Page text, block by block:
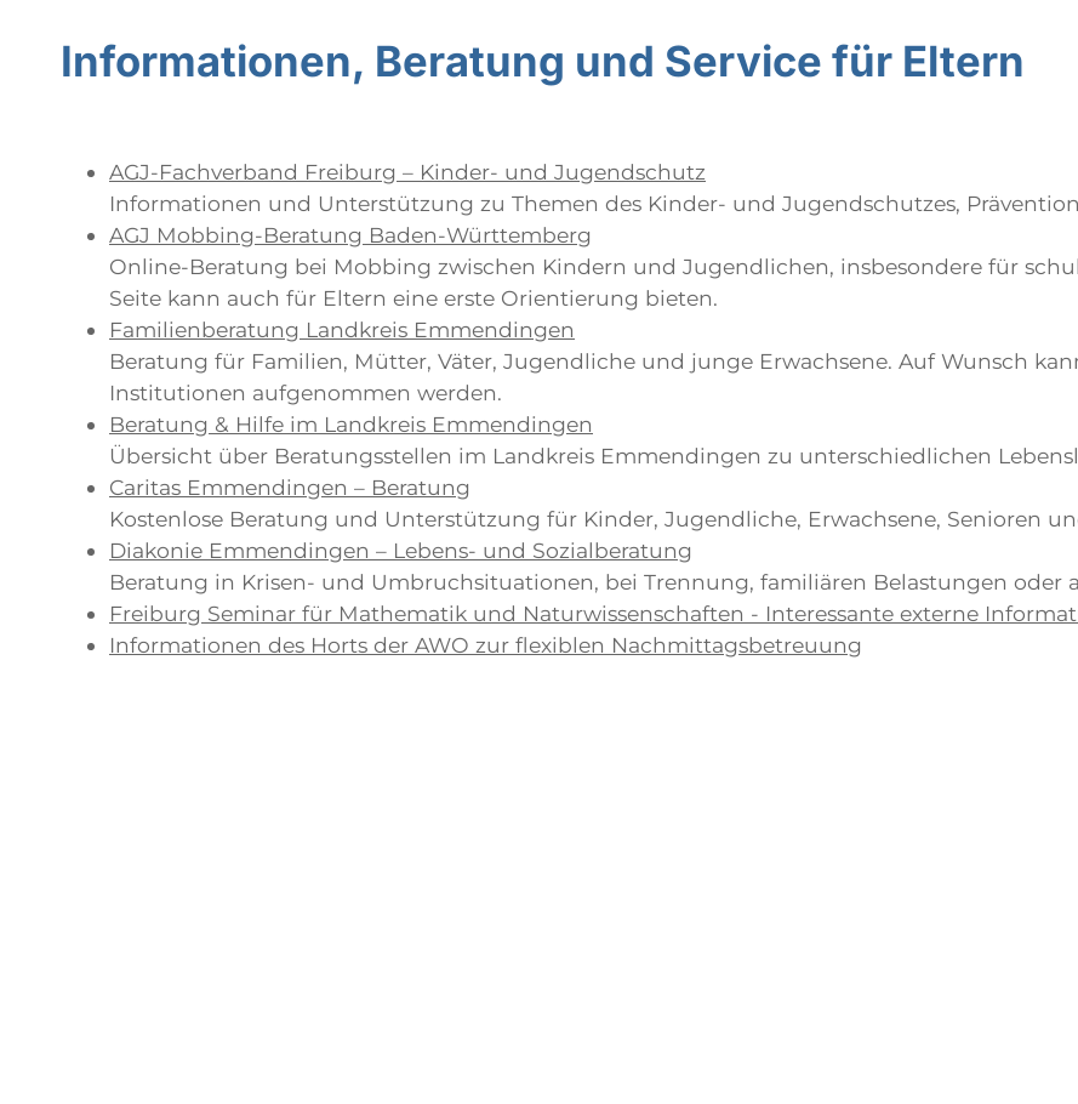
Informationen, Beratung und Service für Eltern
AGJ-Fachverband Freiburg – Kinder- und Jugendschutz
Informationen und Unterstützung zu Themen des Kinder- und Jugendschutzes,
AGJ Mobbing-Beratung Baden-Württemberg
Online-Beratung bei Mobbing zwischen Kindern und Jugendlichen, insbesondere für
Seite kann auch für Eltern eine erste Orientierung bieten.
Familienberatung Landkreis Emmendingen
Beratung für Familien, Mütter, Väter, Jugendliche und junge Erwachsene. Auf Wunsch
Institutionen aufgenommen werden.
Beratung & Hilfe im Landkreis Emmendingen
Übersicht über Beratungsstellen im Landkreis Emmendingen zu unterschiedlichen
Caritas Emmendingen – Beratung
Kostenlose Beratung und Unterstützung für Kinder, Jugendliche, Erwachsene, Senioren
Diakonie Emmendingen – Lebens- und Sozialberatung
Beratung in Krisen- und Umbruchsituationen, bei Trennung, familiären Belastungen oder
Freiburg Seminar für Mathematik und Naturwissenschaften - Interessante externe
Informationen des Horts der AWO zur flexiblen Nachmittagsbetreuung